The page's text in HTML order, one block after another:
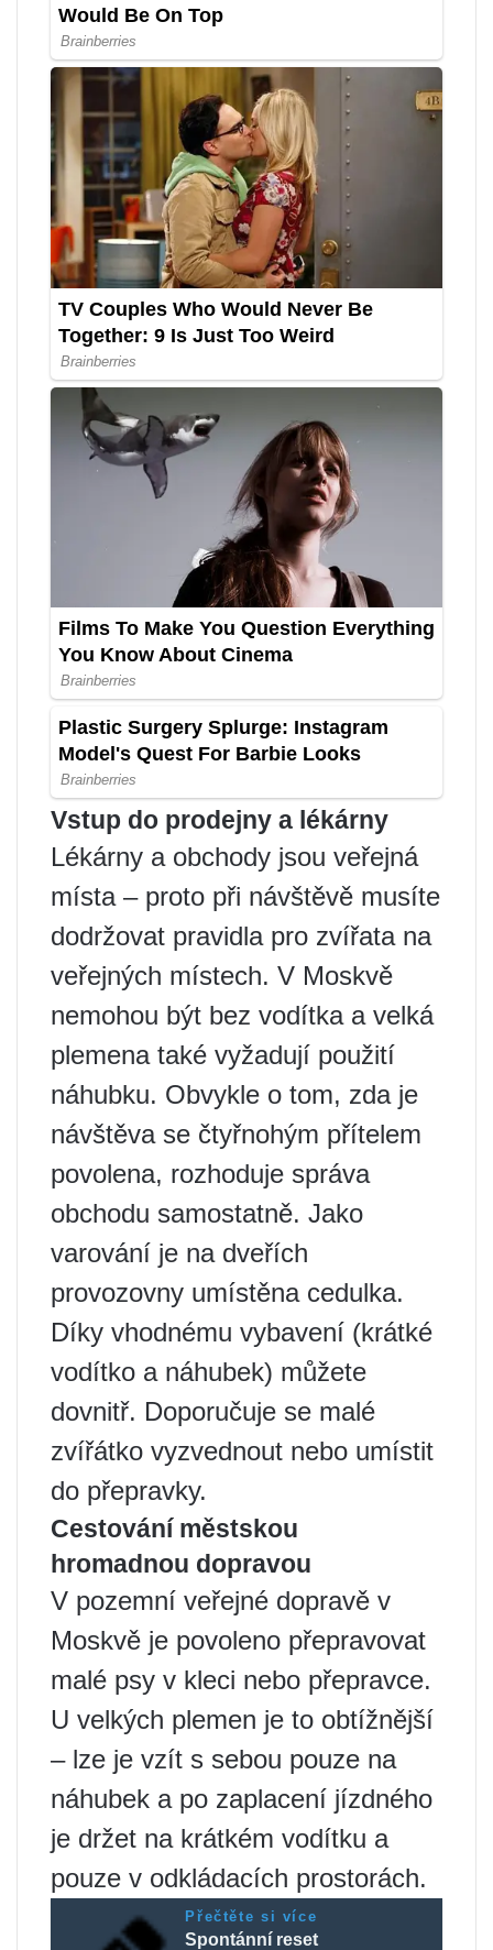
Vstup do prodejny a lékárny
Lékárny a obchody jsou veřejná
místa – proto při návštěvě musíte
dodržovat pravidla pro zvířata na
veřejných místech. V Moskvě
nemohou být bez vodítka a velká
plemena také vyžadují použití
náhubku. Obvykle o tom, zda je
návštěva se čtyřnohým přítelem
povolena, rozhoduje správa
obchodu samostatně. Jako
varování je na dveřích
provozovny umístěna cedulka.
Díky vhodnému vybavení (krátké
vodítko a náhubek) můžete
dovnitř. Doporučuje se malé
zvířátko vyzvednout nebo umístit
do přepravky.
Cestování městskou
hromadnou dopravou
V pozemní veřejné dopravě v
Moskvě je povoleno přepravovat
malé psy v kleci nebo přepravce.
U velkých plemen je to obtížnější
– lze je vzít s sebou pouze na
náhubek a po zaplacení jízdného
je držet na krátkém vodítku a
pouze v odkládacích prostorách.
Přečtěte si více
Spontánní reset